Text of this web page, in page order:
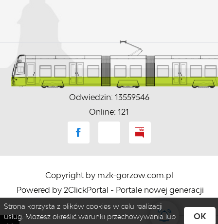
Odwiedzin: 13559546
Online: 121
Copyright by mzk-gorzow.com.pl
Powered by 2ClickPortal - Portale nowej generacji
Strona korzysta z plików cookies w celu realizacji
usług. Możesz określić warunki przechowywania lub
OK